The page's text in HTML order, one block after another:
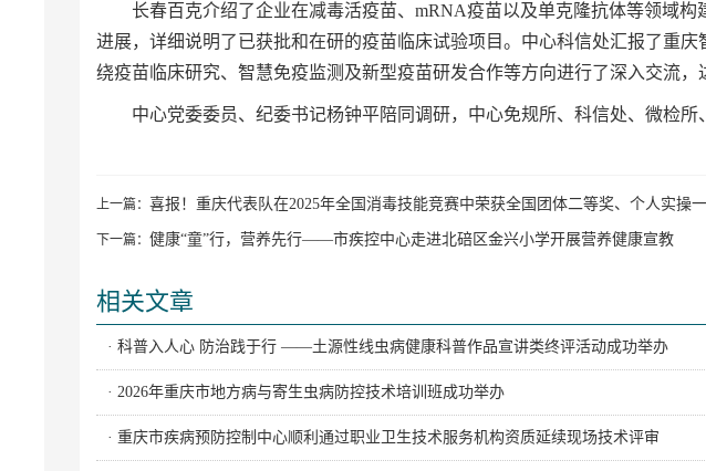
长春百克介绍了企业在减毒活疫苗、mRNA疫苗以及单克隆抗体等领域
进展，详细说明了已获批和在研的疫苗临床试验项目。中心科信处汇报了重
绕疫苗临床研究、智慧免疫监测及新型疫苗研发合作等方向进行了深入交流，
中心党委委员、纪委书记杨钟平陪同调研，中心免规所、科信处、微检
上一篇： 喜报！重庆代表队在2025年全国消毒技能竞赛中荣获全国团体二等奖、个人实操
下一篇： 健康“童”行，营养先行——市疾控中心走进北碚区金兴小学开展营养健康宣教
相关文章
· 科普入人心 防治践于行 ——土源性线虫病健康科普作品宣讲类终评活动成功举办
· 2026年重庆市地方病与寄生虫病防控技术培训班成功举办
· 重庆市疾病预防控制中心顺利通过职业卫生技术服务机构资质延续现场技术评审